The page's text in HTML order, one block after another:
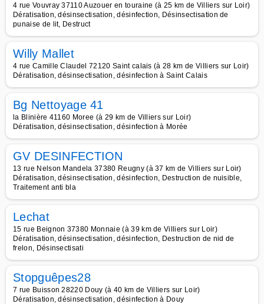
4 rue Vouvray 37110 Auzouer en touraine (à 25 km de Villiers sur Loir)
Dératisation, désinsectisation, désinfection, Désinsectisation de
punaise de lit, Destruct
Willy Mallet
4 rue Camille Claudel 72120 Saint calais (à 28 km de Villiers sur Loir)
Dératisation, désinsectisation, désinfection à Saint Calais
Bg Nettoyage 41
la Blinière 41160 Moree (à 29 km de Villiers sur Loir)
Dératisation, désinsectisation, désinfection à Morée
GV DESINFECTION
13 rue Nelson Mandela 37380 Reugny (à 37 km de Villiers sur Loir)
Dératisation, désinsectisation, désinfection, Destruction de nuisible,
Traitement anti bla
Lechat
15 rue Beignon 37380 Monnaie (à 39 km de Villiers sur Loir)
Dératisation, désinsectisation, désinfection, Destruction de nid de
frelon, Désinsectisati
Stopguêpes28
7 rue Buisson 28220 Douy (à 40 km de Villiers sur Loir)
Dératisation, désinsectisation, désinfection à Douy